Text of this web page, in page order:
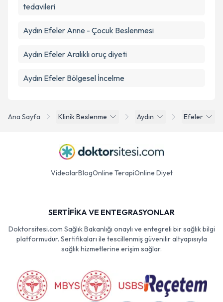
Ana Sayfa Klinik Beslenme Aydın Efeler
tedavileri
Aydın Efeler Anne - Çocuk Beslenmesi
Aydın Efeler Aralıklı oruç diyeti
Aydın Efeler Bölgesel İncelme
VideolarBlogOnline TerapiOnline Diyet
SERTİFİKA VE ENTEGRASYONLAR
Doktorsitesi.com Sağlık Bakanlığı onaylı ve entegreli bir sağlık bilgi
platformudur. Sertifikaları ile tescillenmiş güvenilir altyapısıyla
sağlık hizmetlerine erişim sağlar.